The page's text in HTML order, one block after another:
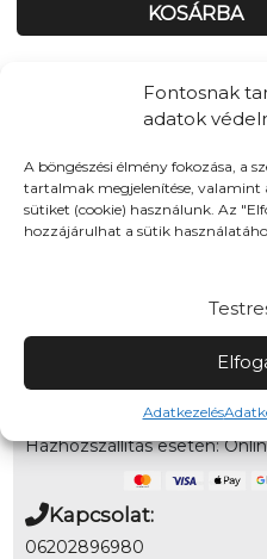
Fontosnak
adatok
A böngészési élmény fokozása, a
tartalmak megjelenítése, valamint
sütiket (cookie) használunk. Az
hozzájárulhat a sütik
Adatkezelés
KOSÁRBA
Tovább a
Házhozszállítás /
Házhozszállítás
Elviteles rendelés esetén:
(kártya/készpénz az étel
Házhozszállítás esetén:
Kapcsolat:
06202896980